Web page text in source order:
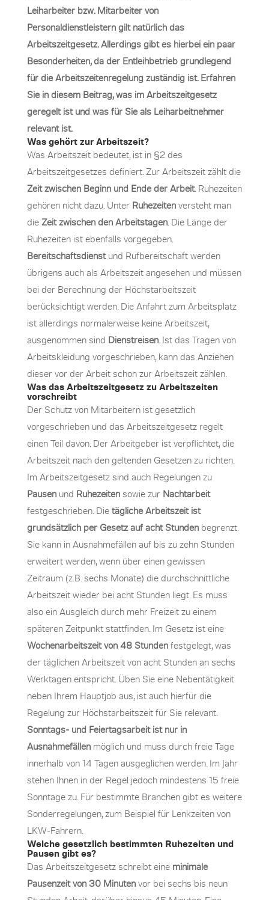
Leiharbeiter bzw. Mitarbeiter von
Personaldienstleistern gilt natürlich das
Arbeitszeitgesetz. Allerdings gibt es hierbei ein paar
Besonderheiten, da der Entleihbetrieb grundlegend
für die Arbeitszeitenregelung zuständig ist. Erfahren
Sie in diesem Beitrag, was im Arbeitszeitgesetz
geregelt ist und was für Sie als Leiharbeitnehmer
relevant ist.
Was gehört zur Arbeitszeit?
Was Arbeitszeit bedeutet, ist in §2 des
Arbeitszeitgesetzes definiert. Zur Arbeitszeit zählt die
Zeit zwischen Beginn und Ende der Arbeit. Ruhezeiten
gehören nicht dazu. Unter Ruhezeitenversteht man
die Zeit zwischen den Arbeitstagen. Die Länge der
Ruhezeiten ist ebenfalls vorgegeben.
Bereitschaftsdienstund Rufbereitschaft werden
übrigens auch als Arbeitszeit angesehen und müssen
bei der Berechnung der Höchstarbeitszeit
berücksichtigt werden. Die Anfahrt zum Arbeitsplatz
ist allerdings normalerweise keine Arbeitszeit,
ausgenommen sind Dienstreisen. Ist das Tragen von
Arbeitskleidung vorgeschrieben, kann das Anziehen
dieser vor der Arbeit schon zur Arbeitszeit zählen.
Was das Arbeitszeitgesetz zu Arbeitszeiten
vorschreibt
Der Schutz von Mitarbeitern ist gesetzlich
vorgeschrieben und das Arbeitszeitgesetz regelt
einen Teil davon. Der Arbeitgeber ist verpflichtet, die
Arbeitszeit nach den geltenden Gesetzen zu richten.
Im Arbeitszeitgesetz sind auch Regelungen zu
Pausenund Ruhezeitensowie zur Nachtarbeit
festgeschrieben. Die tägliche Arbeitszeit ist
grundsätzlich per Gesetz auf acht Stundenbegrenzt.
Sie kann in Ausnahmefällen auf bis zu zehn Stunden
erweitert werden, wenn über einen gewissen
Zeitraum (z.B. sechs Monate) die durchschnittliche
Arbeitszeit wieder bei acht Stunden liegt. Es muss
also ein Ausgleich durch mehr Freizeit zu einem
späteren Zeitpunkt stattfinden. Im Gesetz ist eine
Wochenarbeitszeit von 48 Stundenfestgelegt, was
der täglichen Arbeitszeit von acht Stunden an sechs
Werktagen entspricht. Üben Sie eine Nebentätigkeit
neben Ihrem Hauptjob aus, ist auch hierfür die
Regelung zur Höchstarbeitszeit für Sie relevant.
Sonntags- und Feiertagsarbeit ist nur in
Ausnahmefällenmöglich und muss durch freie Tage
innerhalb von 14 Tagen ausgeglichen werden. Im Jahr
stehen Ihnen in der Regel jedoch mindestens 15 freie
Sonntage zu. Für bestimmte Branchen gibt es weitere
Sonderregelungen, zum Beispiel für Lenkzeiten von
LKW-Fahrern.
Welche gesetzlich bestimmten Ruhezeiten und
Pausen gibt es?
Das Arbeitszeitgesetz schreibt eine minimale
Pausenzeit von 30 Minutenvor bei sechs bis neun